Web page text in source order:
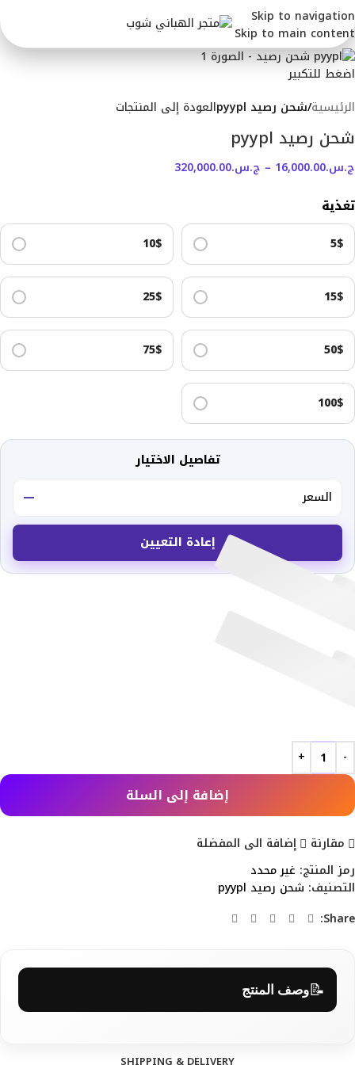
Skip to navigation
Skip to main content
اضغط للتكبير
الرئيسية شحن رصيد pyypl العودة إلى المنتجات
شحن رصيد pyypl
ج.س.16,000.00
– ج.س.320,000.00
تغذية
5$
10$
15$
25$
50$
75$
100$
تفاصيل الاختيار
السعر
—
إعادة التعيين
إضافة إلى السلة
مقارنة
إضافة الى المفضلة
رمز المنتج: غير محدد
التصنيف: شحن رصيد pyypl
Share:
📝وصف المنتج